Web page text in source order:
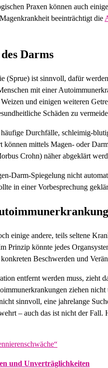
Praxen können auch
beeinträchtigt die
Darms
(Sprue) ist sinnvoll, dafür
mit einer
und einigen weiteren
Schäden zu
Durchfälle, schleimig-
können mittels Magen- oder
Crohn) näher abgeklärt
Darm-Spiegelung nicht
in einer Vorbesprechung
einige andere, teils seltene
Prinzip könnte jedes
Beschwerden und
entfernt werden muss, zieht
ziehen
sinnvoll, eine jahrelange
– auch das ist nicht der
und Unverträglichkeiten